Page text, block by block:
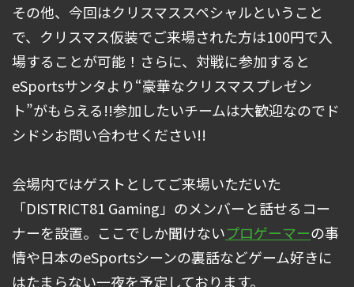
その他、今回はクリスマススペシャルということ
で、クリスマス仮装でご来場された方は100円で入
場することが可能！さらに、対戦に参加すると
eSportsサンタより“豪華なクリスマスプレゼン
ト”がもらえる!!参加したいチームは大歓迎なのでド
シドシお問い合わせください!!
会場内ではゲストとしてご来場いただいた
「DISTRICT81 Gaming」のメンバーと話せるコー
ナーを設置。ここでしか聞けないプロゲーマーの事
情や日本のeSportsシーンの裏話などゲーム好きに
はたまらない一夜を予定しております。